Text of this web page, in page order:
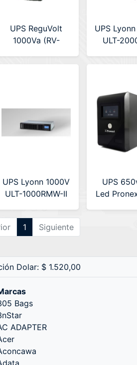
UPS ReguVolt
1000Va (RV-
UPS
ULT-
UPS Lyonn 1000V
ULT-1000RMW-II
UPS
Led
1 Siguiente
Dolar: $ 1.520,00
Bags
ADAPTER